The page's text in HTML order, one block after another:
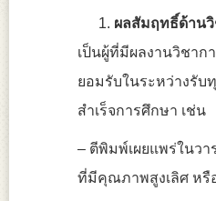
ผลสัมฤทธิ์ด้าน
เป็นผู้ที่มีผลงานวิชา
ยอมรับในระหว่างรับ
สำเร็จการศึกษา เช่น
– ตีพิมพ์เผยแพร่ในว
ที่มีคุณภาพสูงเลิศ หรื